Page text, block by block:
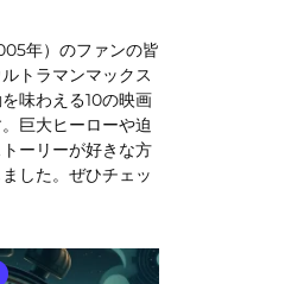
年）のファンの皆
トラマンマックス
味わえる10の映画
巨大ヒーローや迫
ーリーが好きな方
した。ぜひチェッ